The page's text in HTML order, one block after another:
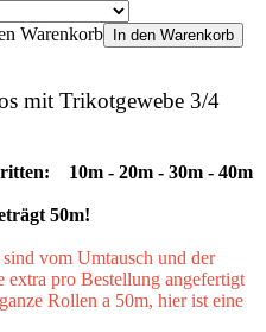
Warenkorb In den Warenkorb
mit Trikotgewebe 3/4
10m - 20m - 30m - 40m
50m!
vom Umtausch und der
extra pro Bestellung angefertigt
Rollen a 50m, hier ist eine